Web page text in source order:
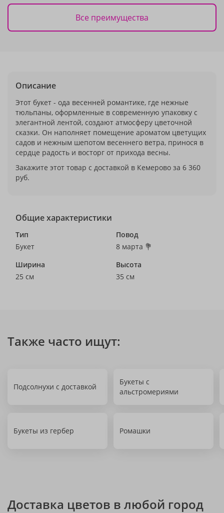
Все преимущества
Описание
Этот букет - ода весенней романтике, где нежные
тюльпаны, оформленные в современную упаковку с
элегантной лентой, создают атмосферу цветочной
сказки. Он наполняет помещение ароматом цветущих
садов и нежным шепотом весеннего ветра, принося в
сердце радость и восторг от прихода весны.
Закажите этот товар с доставкой в Кемерово за 6 360
руб.
Общие характеристики
Тип
Букет
Повод
8 марта 💐
Ширина
25 см
Высота
35 см
Также часто ищут:
Подсолнухи с доставкой
Букеты с
альстромериями
Букеты из гербер Ромашки
Доставка цветов в любой город